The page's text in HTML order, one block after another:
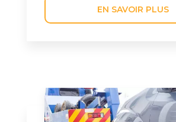
EN SAVOIR PLUS